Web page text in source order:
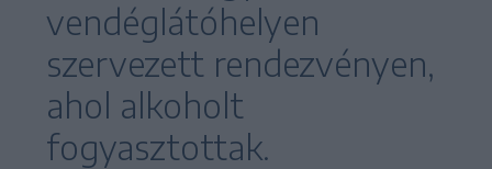
vendéglátóhelyen
szervezett rendezvényen,
ahol alkoholt
fogyasztottak.